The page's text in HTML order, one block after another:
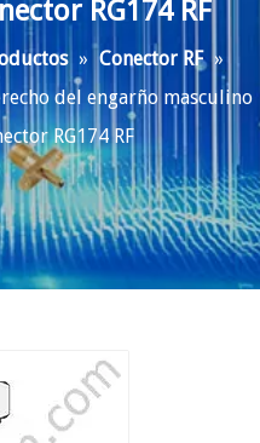
RG174 RF
» Conector RF »
del engarño masculino
RG174 RF